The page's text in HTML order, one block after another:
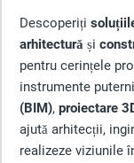
Descoperiți
arhitectură și
pentru cerințele
instrumente
(BIM), proiectare
ajută arhitecții,
realizeze viziunile